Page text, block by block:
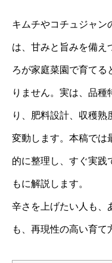
キムチやコチュジャン
は、甘みと旨みを備え
ろが家庭菜園で育てる
りません。実は、品
り、肥料設計、収穫熟
変動します。本稿では
的に整理し、すぐ実践
もに解説します。
辛さを上げたい人も、
も、再現性の高い育て